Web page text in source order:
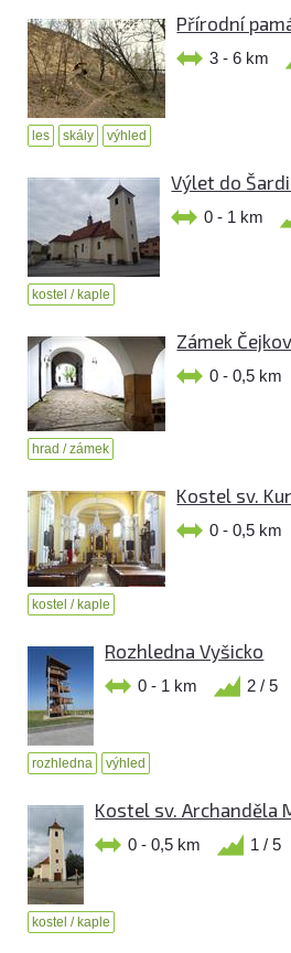
Přírodní
3 - 6 km
les skály výhled
Výlet do
0 - 1 km
kostel / kaple
Zámek
0 - 0,5 km
hrad / zámek
Kostel sv.
0 - 0,5 km
kostel / kaple
Rozhledna Vyšicko
0 - 1 km 2 / 5
rozhledna výhled
Kostel sv. Archanděla
0 - 0,5 km 1 / 5
kostel / kaple